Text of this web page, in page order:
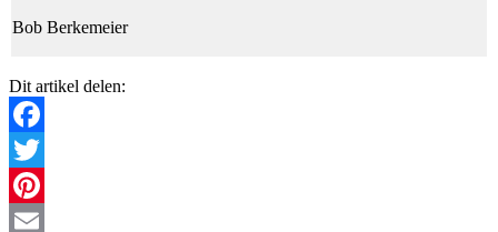
Bob Berkemeier
Dit artikel delen:
Facebook
Twitter
Pinterest